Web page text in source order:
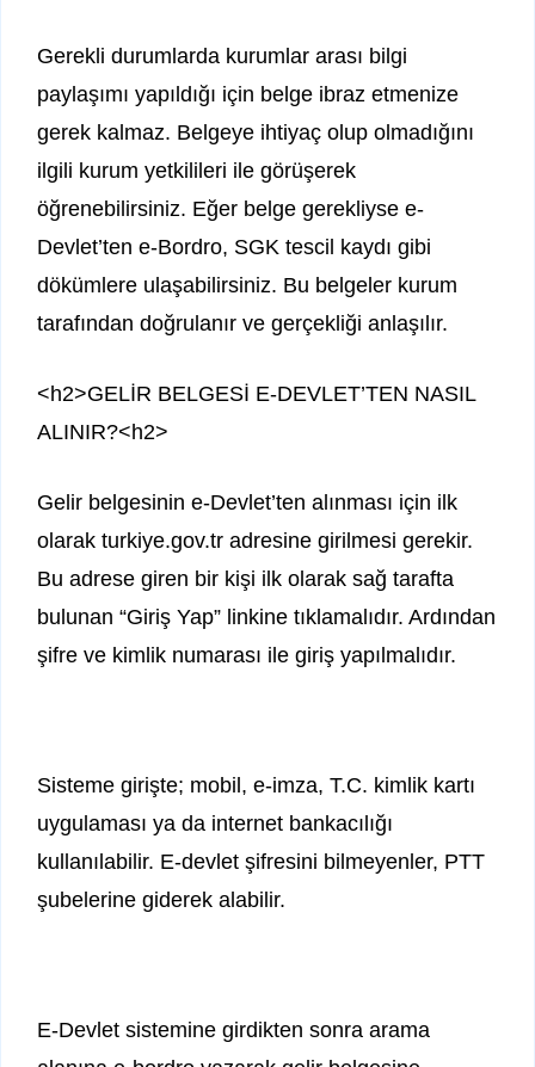
Gerekli durumlarda kurumlar arası bilgi
paylaşımı yapıldığı için belge ibraz etmenize
gerek kalmaz. Belgeye ihtiyaç olup olmadığını
ilgili kurum yetkilileri ile görüşerek
öğrenebilirsiniz. Eğer belge gerekliyse e-
Devlet’ten e-Bordro, SGK tescil kaydı gibi
dökümlere ulaşabilirsiniz. Bu belgeler kurum
tarafından doğrulanır ve gerçekliği anlaşılır.
<h2>GELİR BELGESİ E-DEVLET’TEN NASIL
ALINIR?<h2>
Gelir belgesinin e-Devlet’ten alınması için ilk
olarak turkiye.gov.tr adresine girilmesi gerekir.
Bu adrese giren bir kişi ilk olarak sağ tarafta
bulunan “Giriş Yap” linkine tıklamalıdır. Ardından
şifre ve kimlik numarası ile giriş yapılmalıdır.
Sisteme girişte; mobil, e-imza, T.C. kimlik kartı
uygulaması ya da internet bankacılığı
kullanılabilir. E-devlet şifresini bilmeyenler, PTT
şubelerine giderek alabilir.
E-Devlet sistemine girdikten sonra arama